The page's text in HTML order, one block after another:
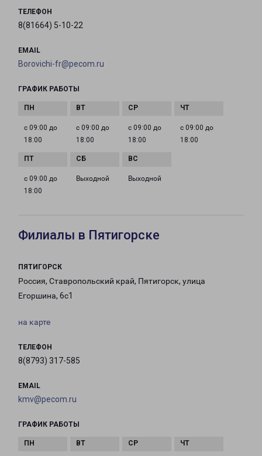
ТЕЛЕФОН
8(81664) 5-10-22
EMAIL
Borovichi-fr@pecom.ru
ГРАФИК РАБОТЫ
с 09:00 до
18:00
с 09:00 до
18:00
с 09:00 до
18:00
с 09:00 до
18:00
с 09:00 до
18:00
Выходной Выходной
Филиалы в Пятигорске
ПЯТИГОРСК
Россия, Ставропольский край, Пятигорск, улица
Егоршина, 6с1
на карте
ТЕЛЕФОН
8(8793) 317-585
EMAIL
kmv@pecom.ru
ГРАФИК РАБОТЫ